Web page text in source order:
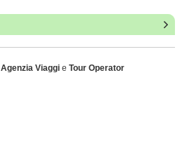
Agenzia Viaggie Tour Operator